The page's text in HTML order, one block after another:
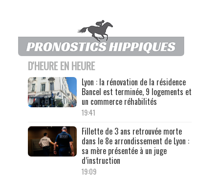
D'HEURE EN HEURE
Lyon : la rénovation de la résidence
Bancel est terminée, 9 logements et
un commerce réhabilités
19:41
Fillette de 3 ans retrouvée morte
dans le 8e arrondissement de Lyon :
sa mère présentée à un juge
d’instruction
19:09